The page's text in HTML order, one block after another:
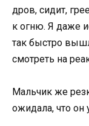
дров, сидит,
к огню. Я даже
так быстро
смотреть на
Мальчик же
ожидала, что он